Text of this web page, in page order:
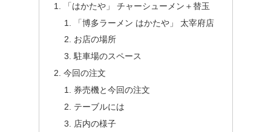
「はかたや」 チャーシューメン＋替玉
「博多ラーメン はかたや」 太宰府店
お店の場所
駐車場のスペース
今回の注文
券売機と今回の注文
テーブルには
店内の様子